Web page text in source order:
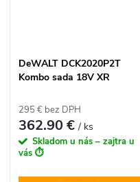
DeWALT DCK2020P2T
Kombo sada 18V XR
5,0Ah batéria, kufor Tstak VI
295 € bez DPH
362.90 €/ ks
Skladom u nás – zajtra u
vás ⏱️